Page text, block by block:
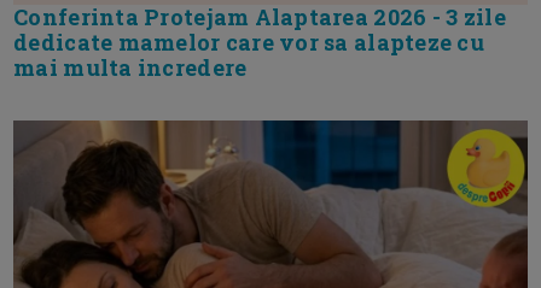
Conferinta Protejam Alaptarea 2026 - 3 zile
dedicate mamelor care vor sa alapteze cu
mai multa incredere